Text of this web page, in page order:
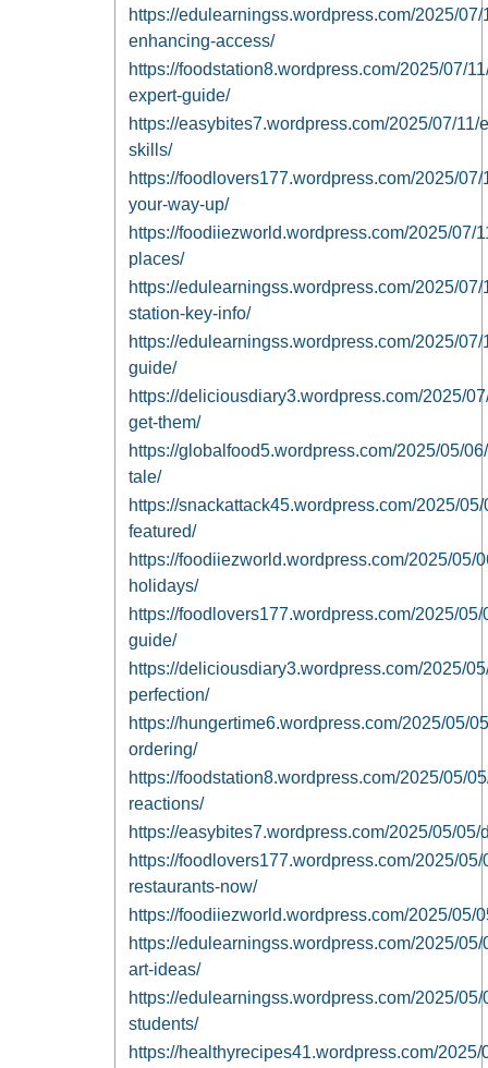
https://edulearningss.wordpress.com/2025/
enhancing-access/
https://foodstation8.wordpress.com/2025/07/
expert-guide/
https://easybites7.wordpress.com/2025/07/
skills/
https://foodlovers177.wordpress.com/2025/
your-way-up/
https://foodiiezworld.wordpress.com/2025/
places/
https://edulearningss.wordpress.com/2025/
station-key-info/
https://edulearningss.wordpress.com/2025/
guide/
https://deliciousdiary3.wordpress.com/2025/
get-them/
https://globalfood5.wordpress.com/2025/05/
tale/
https://snackattack45.wordpress.com/2025/
featured/
https://foodiiezworld.wordpress.com/2025/05/
holidays/
https://foodlovers177.wordpress.com/2025/
guide/
https://deliciousdiary3.wordpress.com/2025/
perfection/
https://hungertime6.wordpress.com/2025/05/
ordering/
https://foodstation8.wordpress.com/2025/05/
reactions/
https://easybites7.wordpress.com/2025/05/
https://foodlovers177.wordpress.com/2025/
restaurants-now/
https://foodiiezworld.wordpress.com/2025/05/
https://edulearningss.wordpress.com/2025/
art-ideas/
https://edulearningss.wordpress.com/2025/
students/
https://healthyrecipes41.wordpress.com/